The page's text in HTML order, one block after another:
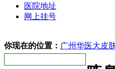
医院地址
网上挂号
你现在的位置： 广州华医大皮